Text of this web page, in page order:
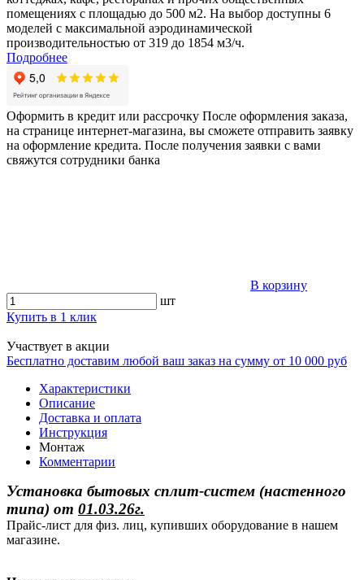
помещениях с площадью до 500 м2. На выбор доступны 6
моделей с максимальной аэродинамической
производительностью от 319 до 1854 м3/ч.
Подробнее
Оформить в кредит или рассрочку После оформления заказа,
на странице интернет-магазина, вы сможете отправить заявку
на оформление кредита. После получения заявки с вами
свяжутся сотрудники банка
В корзину
шт
Купить в 1 клик
Участвует в акции
Бесплатно доставим любой ваш заказ на сумму от 10 000 руб
Характеристики
Описание
Доставка и оплата
Инструкция
Монтаж
Комментарии
Установка бытовых сплит-систем (настенного
типа) от 01.03.26г.
Прайс-лист для физ. лиц, купивших оборудование в нашем
магазине.